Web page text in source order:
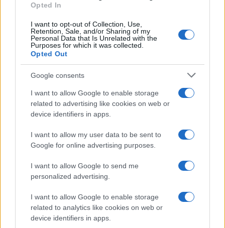
Opted In
I want to opt-out of Collection, Use,
Retention, Sale, and/or Sharing of my
Personal Data that Is Unrelated with the
Purposes for which it was collected.
Opted Out
Google consents
I want to allow Google to enable storage
related to advertising like cookies on web or
device identifiers in apps.
I want to allow my user data to be sent to
Google for online advertising purposes.
I want to allow Google to send me
personalized advertising.
I want to allow Google to enable storage
related to analytics like cookies on web or
device identifiers in apps.
l’eretica Svezia – hanno registrato numeri ben più
sognato di chiudere in casa i propri cittadini,
arrivando all’obbrobrio di rincorrere con gli
elicotteri quei pochi temerari che, in totale
solitudine, osavano violare le leggi speciali di
Conte/Speranza per una semplice corsetta.
Covid, Conte e le misure italiane
introdurre tutta una serie di limitazioni alle
garanzie costituzionali che ancora oggi gridano
vendetta? Non sarà che i sistemi in cui si è scelto
far circolare il Sars-Cov-2tra i sani, così come
accade da sempre per i virus influenzali, la tanto